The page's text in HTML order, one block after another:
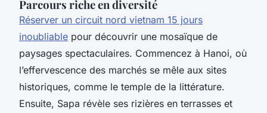
Parcours riche en diversité
Réserver un circuit nord vietnam 15 jours
inoubliable pour découvrir une mosaïque de
paysages spectaculaires. Commencez à Hanoi, où
l’effervescence des marchés se mêle aux sites
historiques, comme le temple de la littérature.
Ensuite, Sapa révèle ses rizières en terrasses et